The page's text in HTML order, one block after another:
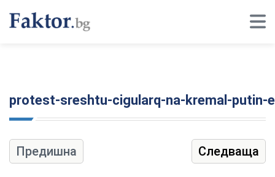
protest-sreshtu-cigularq-na-kremal-putin-
Предишна Следваща